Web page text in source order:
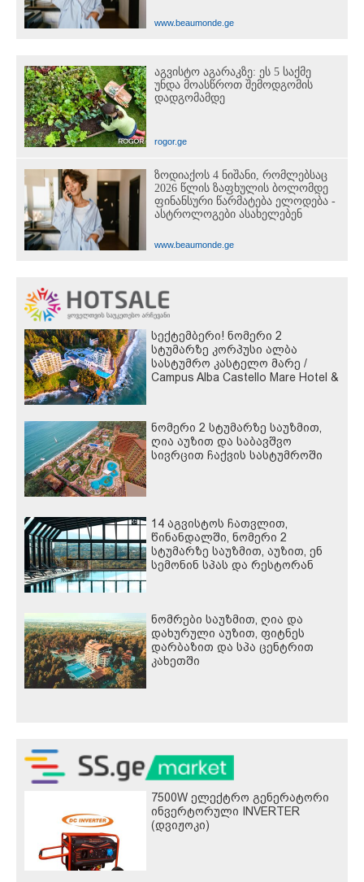
www.beaumonde.ge
აგვისტო აგარაკზე: ეს 5 საქმე
უნდა მოასწროთ შემოდგომის
დადგომამდე
rogor.ge
ზოდიაქოს 4 ნიშანი, რომლებსაც
2026 წლის ზაფხულის ბოლომდე
ფინანსური წარმატება ელოდება -
ასტროლოგები ასახელებენ
www.beaumonde.ge
სექტემბერი! ნომერი 2
სტუმარზე კორპუსი ალბა
სასტუმრო კასტელო მარე /
Campus Alba Castello Mare Hotel &
ნომერი 2 სტუმარზე საუზმით,
ღია აუზით და საბავშვო
სივრცით ჩაქვის სასტუმროში
14 აგვისტოს ჩათვლით,
წინანდალში, ნომერი 2
სტუმარზე საუზმით, აუზით, ენ
სემონინ სპას და რესტორან
ნომრები საუზმით, ღია და
დახურული აუზით, ფიტნეს
დარბაზით და სპა ცენტრით
კახეთში
7500W ელექტრო გენერატორი
ინვერტორული INVERTER
(დვიჟოკი)